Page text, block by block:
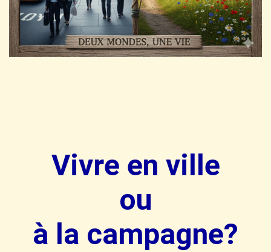
Vivre en ville
ou
à la campagne?